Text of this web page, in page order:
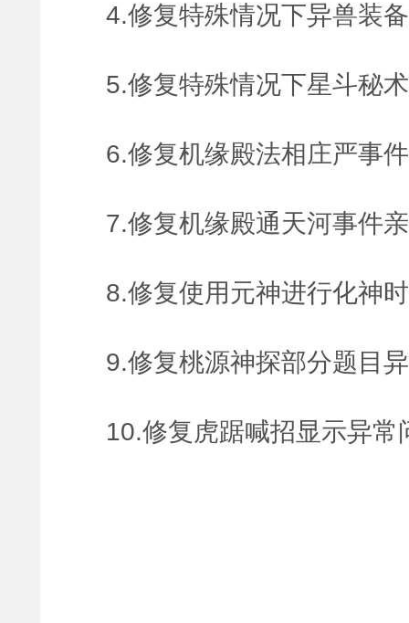
4.修复特殊情况下异兽装
5.修复特殊情况下星斗秘
6.修复机缘殿法相庄严事
7.修复机缘殿通天河事件
8.修复使用元神进行化神
9.修复桃源神探部分题目
10.修复虎踞喊招显示异常